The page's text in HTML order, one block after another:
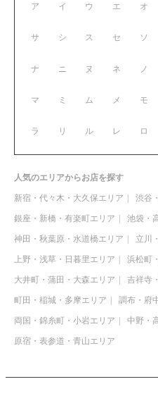
ア イ ウ エ オ
サ シ ス セ ソ
ナ ニ ヌ ネ ノ
マ ミ ム メ モ
ラ リ ル レ ロ
人気のエリアからお店を探す
新宿・代々木・大久保エリア 渋谷
銀座・新橋・有楽町エリア 池袋・
神田・秋葉原・水道橋エリア 立川
上野・浅草・日暮里エリア 浜松町
大井町・蒲田・大森エリア 吉祥寺
町田・稲城・多摩エリア 調布・府
両国・錦糸町・小岩エリア 中野・
原宿・表参道・青山エリア